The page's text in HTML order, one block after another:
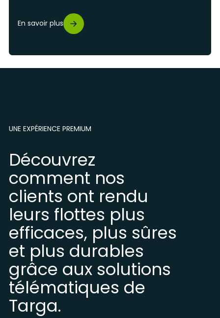
En savoir plus
UNE EXPÉRIENCE PREMIUM
Découvrez
comment nos
clients ont rendu
leurs flottes plus
efficaces, plus sûres
et plus durables
grâce aux solutions
télématiques de
Targa.